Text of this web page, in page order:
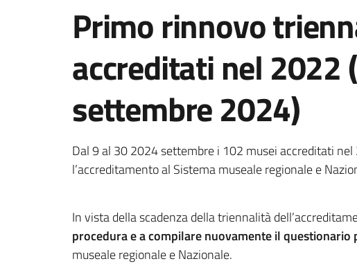
Primo rinnovo
accreditati nel 2022
settembre 2024)
Dal 9 al 30 2024 settembre i 102 musei accreditati
l’accreditamento al Sistema museale regionale e
In vista della scadenza della triennalità
procedura e a compilare nuovamente il
museale regionale e Nazionale.